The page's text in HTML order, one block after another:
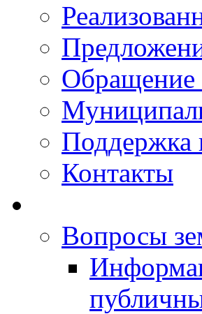
Обращение
Поддержка
Контакты
Вопросы